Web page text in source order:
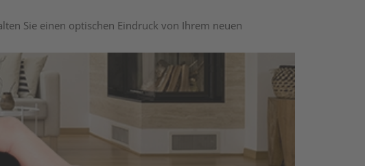
Sie einen optischen Eindruck von Ihrem neuen